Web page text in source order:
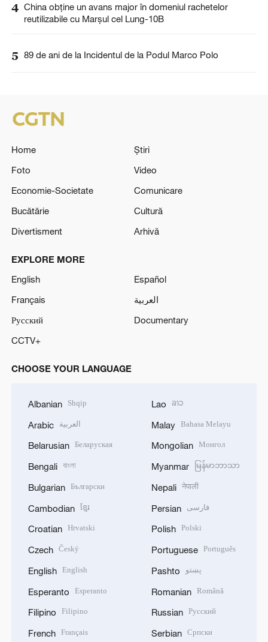
4 China obține un avans major în domeniul rachetelor
reutilizabile cu Marșul cel Lung-10B
5 89 de ani de la Incidentul de la Podul Marco Polo
Home
Știri
Foto
Video
Economie-Societate
Comunicare
Bucătărie
Cultură
Divertisment
Arhivă
EXPLORE MORE
English
Español
Français
العربية
Русский
Documentary
CCTV+
CHOOSE YOUR LANGUAGE
Albanian Shqip
Arabic العربية
Belarusian Беларуская
Bengali বাংলা
Bulgarian Български
Cambodian ខ្មែរ
Croatian Hrvatski
Czech Český
English English
Esperanto Esperanto
Filipino Filipino
French Français
Lao ລາວ
Malay Bahasa Melayu
Mongolian Монгол
Myanmar မြန်မာဘာသာ
Nepali नेपाली
Persian فارسی
Polish Polski
Portuguese Português
Pashto پښتو
Romanian Română
Russian Русский
Serbian Српски